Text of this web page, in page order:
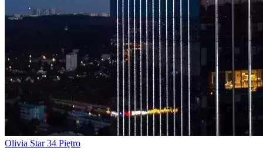
Olivia Star 34 Piętro